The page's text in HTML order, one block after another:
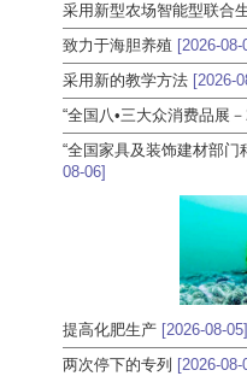
采用新型农场智能型联合
致力于海胆养殖 [2026-08-
采用新的教学方法 [2026-
“全国八•三大众消费品展
“全国家具及装饰建材部门
08-06]
提高化肥生产 [2026-08-05]
两次停下的专列 [2026-08-